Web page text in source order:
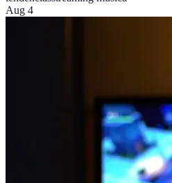
Aug 4